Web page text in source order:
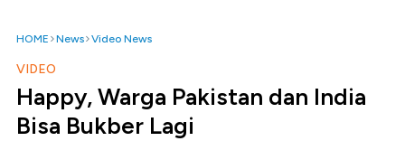
HOME News Video News
VIDEO
Happy, Warga Pakistan dan India
Bisa Bukber Lagi